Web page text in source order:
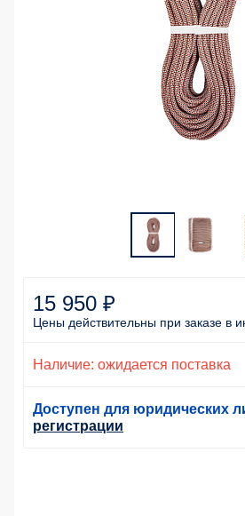
15 950 ₽
Цены действительны при заказе в
Наличие: ожидается поставка
Доступен для юридических
регистрации